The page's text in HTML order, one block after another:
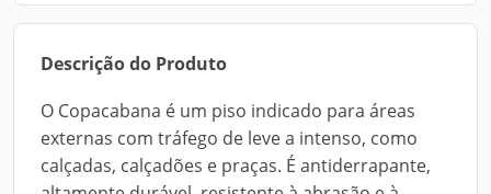
Descrição do Produto
O Copacabana é um piso indicado para áreas
externas com tráfego de leve a intenso, como
calçadas, calçadões e praças. É antiderrapante,